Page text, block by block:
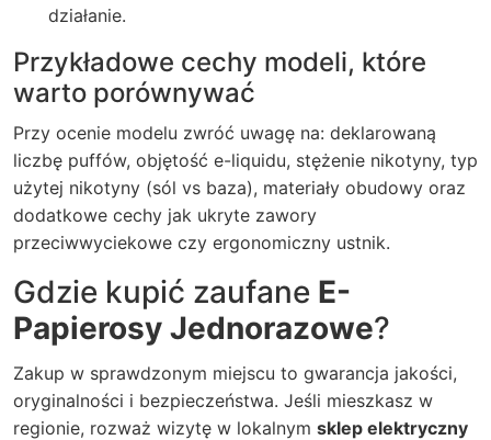
działanie.
Przykładowe cechy modeli, które
warto porównywać
Przy ocenie modelu zwróć uwagę na: deklarowaną
liczbę puffów, objętość e-liquidu, stężenie nikotyny, typ
użytej nikotyny (sól vs baza), materiały obudowy oraz
dodatkowe cechy jak ukryte zawory
przeciwwyciekowe czy ergonomiczny ustnik.
Gdzie kupić zaufane E-
Papierosy Jednorazowe?
Zakup w sprawdzonym miejscu to gwarancja jakości,
oryginalności i bezpieczeństwa. Jeśli mieszkasz w
regionie, rozważ wizytę w lokalnym sklep elektryczny